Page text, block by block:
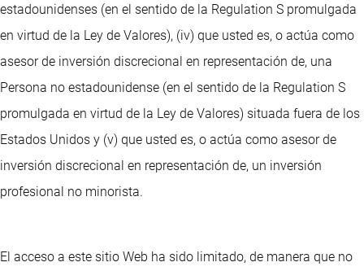
estadounidenses (en el sentido de la Regulation S promulgada
en virtud de la Ley de Valores), (iv) que usted es, o actúa como
asesor de inversión discrecional en representación de, una
Persona no estadounidense (en el sentido de la Regulation S
promulgada en virtud de la Ley de Valores) situada fuera de los
Estados Unidos y (v) que usted es, o actúa como asesor de
inversión discrecional en representación de, un inversión
profesional no minorista.
El acceso a este sitio Web ha sido limitado, de manera que no